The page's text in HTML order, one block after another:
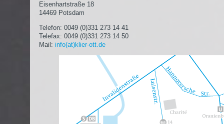
Eisenhartstraße 18
14469 Potsdam
Telefon: 0049 (0)331 273 14 41
Telefax: 0049 (0)331 273 14 50
Mail: info(at)klier-ott.de